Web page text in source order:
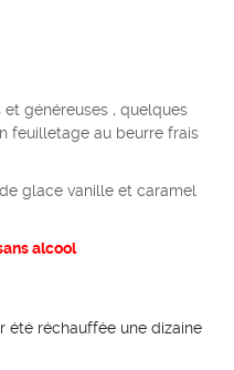
généreuses , quelques
feuilletage au beurre frais
glace vanille et caramel
alcool
été réchauffée une dizaine